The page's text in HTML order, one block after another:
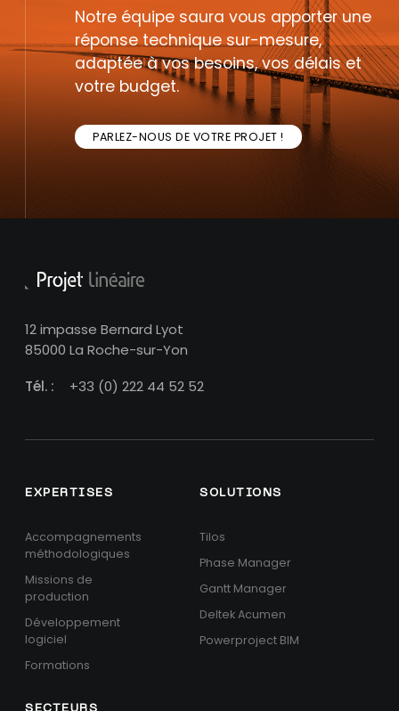
Notre équipe saura vous apporter une
réponse technique sur-mesure,
adaptée à vos besoins, vos délais et
votre budget.
PARLEZ-NOUS DE VOTRE PROJET !
12 impasse Bernard Lyot
85000 La Roche-sur-Yon
Tél. :
+33 (0) 222 44 52 52
EXPERTISES
Accompagnements
méthodologiques
Missions de
production
Développement
logiciel
Formations
SOLUTIONS
Tilos
Phase Manager
Gantt Manager
Deltek Acumen
Powerproject BIM
SECTEURS